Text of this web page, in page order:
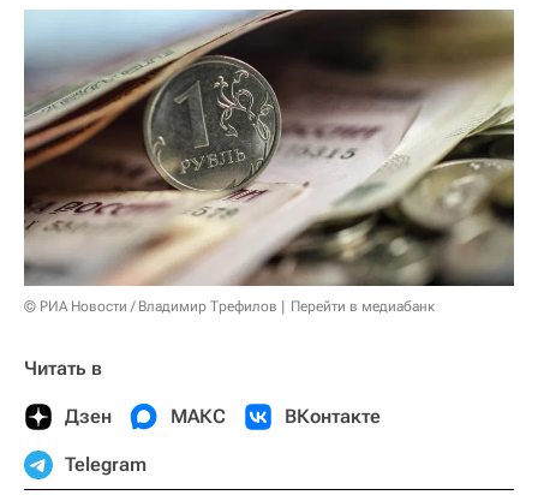
© РИА Новости / Владимир Трефилов Перейти в медиабанк
Читать в
Дзен МАКС ВКонтакте
Telegram